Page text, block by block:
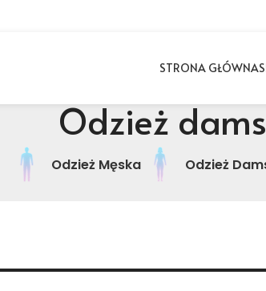
STRONA GŁÓWNA
Odzież
Odzież Męska Odzież